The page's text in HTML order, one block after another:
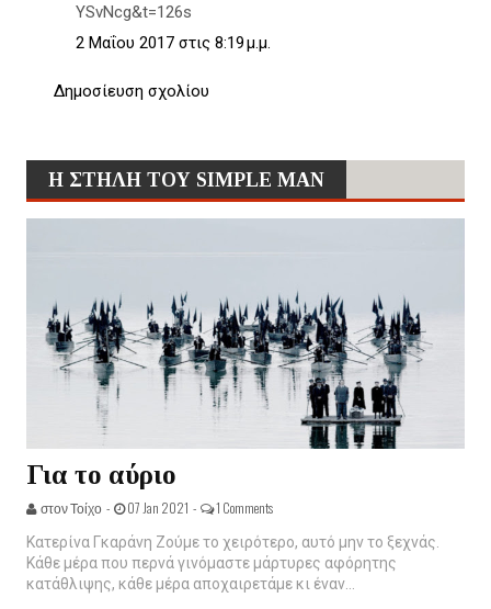
YSvNcg&t=126s
2 Μαΐου 2017 στις 8:19 μ.μ.
Δημοσίευση σχολίου
Η ΣΤΗΛΗ ΤΟΥ SIMPLE MAN
Για το αύριο
στον Τοίχο - 07 Jan 2021 - 1 Comments
Κατερίνα Γκαράνη Ζούμε το χειρότερο, αυτό μην το ξεχνάς.
Κάθε μέρα που περνά γινόμαστε μάρτυρες αφόρητης
κατάθλιψης, κάθε μέρα αποχαιρετάμε κι έναν...